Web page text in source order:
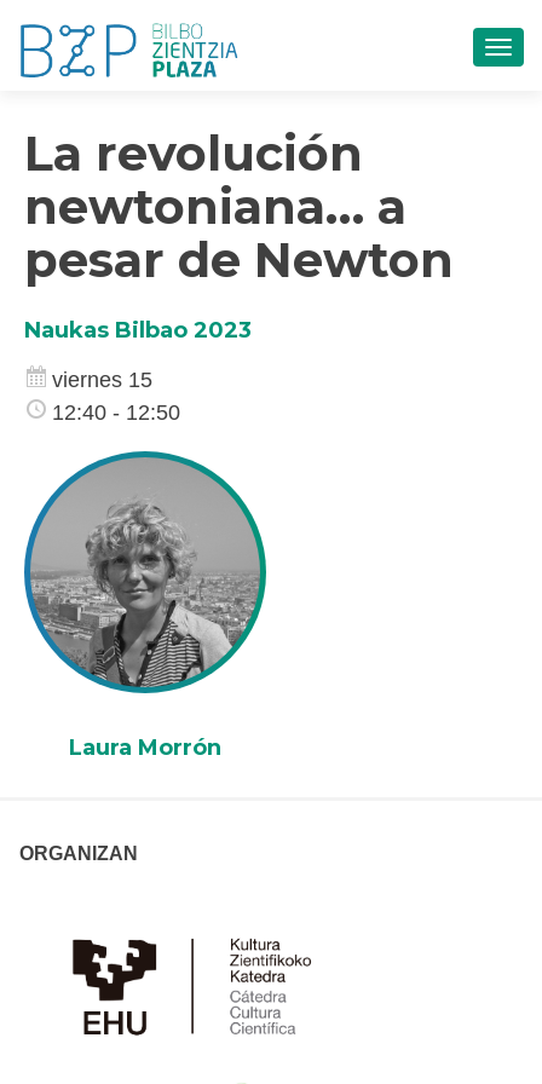
La revolución
newtoniana… a
pesar de Newton
Naukas Bilbao 2023
viernes 15
12:40 - 12:50
Laura Morrón
ORGANIZAN